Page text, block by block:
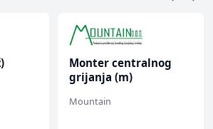
Monter centralnog
grijanja (m)
Mountain